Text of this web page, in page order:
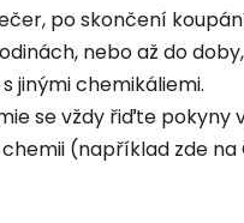
po skončení
nebo až do
jinými chemikáliemi.
se vždy řiďte
(například zde na